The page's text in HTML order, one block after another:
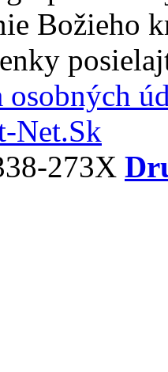
Božieho
osobných
Net.Sk
273X